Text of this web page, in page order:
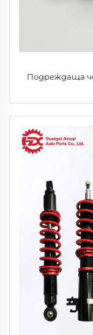
Подреждаща